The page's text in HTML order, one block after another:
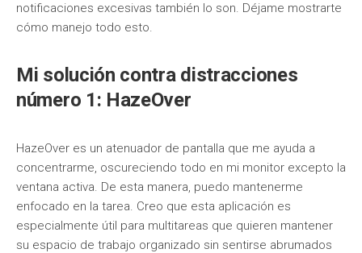
notificaciones excesivas también lo son. Déjame mostrarte
cómo manejo todo esto.
Mi solución contra distracciones
número 1: HazeOver
HazeOver es un atenuador de pantalla que me ayuda a
concentrarme, oscureciendo todo en mi monitor excepto la
ventana activa. De esta manera, puedo mantenerme
enfocado en la tarea. Creo que esta aplicación es
especialmente útil para multitareas que quieren mantener
su espacio de trabajo organizado sin sentirse abrumados